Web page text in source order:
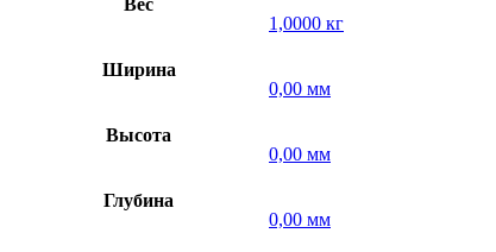
1,0000 кг
Ширина
0,00 мм
Высота
0,00 мм
Глубина
0,00 мм